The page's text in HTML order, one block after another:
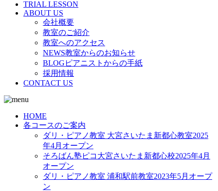
TRIAL LESSON
ABOUT US
会社概要
教室のご紹介
教室へのアクセス
NEWS教室からのお知らせ
BLOGピアニストからの手紙
採用情報
CONTACT US
HOME
各コースのご案内
ダリ・ピアノ教室 大宮さいたま新都心教室2025
年4月オープン
そろばん塾ピコ大宮さいたま新都心校2025年4月
オープン
ダリ・ピアノ教室 浦和駅前教室2023年5月オープ
ン